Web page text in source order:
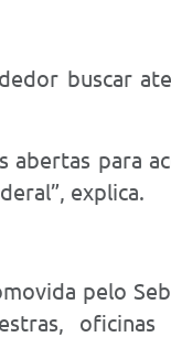
buscar
abertas para
explica.
pelo